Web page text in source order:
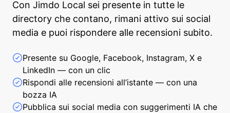
Con Jimdo Local sei presente in tutte le
directory che contano, rimani attivo sui social
media e puoi rispondere alle recensioni subito.
Presente su Google, Facebook, Instagram, X e
LinkedIn — con un clic
Rispondi alle recensioni all’istante — con una
bozza IA
Pubblica sui social media con suggerimenti IA che